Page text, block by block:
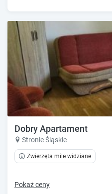
Dobry Apartament
Stronie Śląskie
Zwierzęta mile widziane
Pokaż ceny